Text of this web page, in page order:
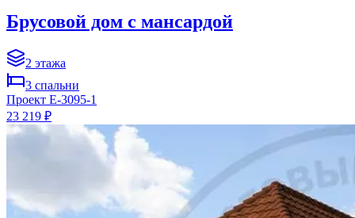
Брусовой дом с мансардой
2 этажа
3 спальни
Проект E-3095-1
23 219 ₽